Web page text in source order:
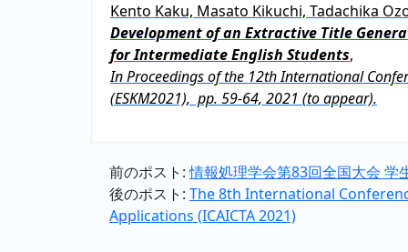
Kento Kaku, Masato Kikuchi, Tadachika
Development of an Extractive Title
for Intermediate English Students,
In Proceedings of the 12th International
(ESKM2021), pp. 59-64, 2021 (to appear).
前のポスト:情報処理学会第83回全国大会 学
後のポスト: The 8th International
Applications (ICAICTA 2021)